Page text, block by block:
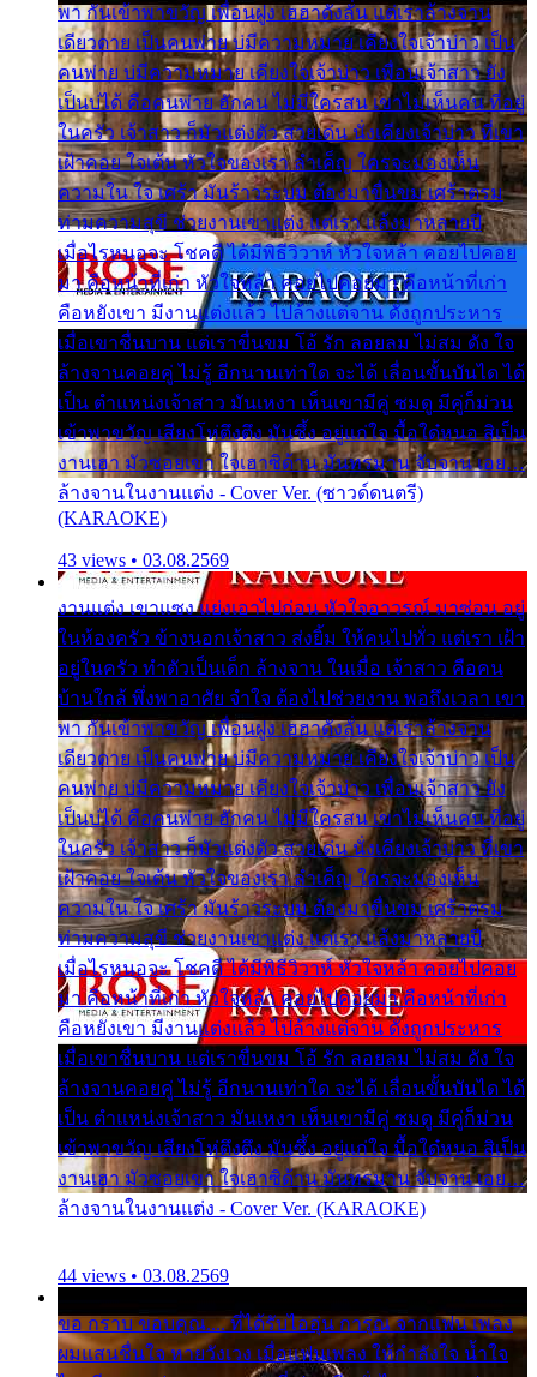
พา กันเข้าพาขวัญ เพื่อนฝูง เฮฮาดังลั่น แต่เราล้างจาน
เดียวดาย เป็นคนพ่าย บ่มีความหมาย เคียงใจเจ้าบ่าว เป็น
คนพ่าย บ่มีความหมาย เคียงใจเจ้าบ่าว เพื่อนเจ้าสาว ยัง
เป็นบ่ได้ คือคนพ่าย ฮักคน ไม่มีใครสน เขาไม่เห็นคน ที่อยู่
ในครัว เจ้าสาว ก็มัวแต่งตัว สวยเด่น นั่งเคียงเจ้าบ่าว ที่เขา
เฝ้าคอย ใจเต้น หัวใจของเรา ลำเค็ญ ใครจะมองเห็น
ความใน ใจ เศร้า มันร้าวระบม ต้องมาขื่นขม เศร้าตรม
ท่ามความสุขี ช่วยงานเขาแต่ง แต่เรา แล้งมาหลายปี
เมื่อไรหนอจะ โชคดี ได้มีพิธีวิวาห์ หัวใจหล้า คอยไปคอย
มา คือหน้าที่เก่า หัวใจหล้า คอยไปคอยมา คือหน้าที่เก่า
คือหยังเขา มีงานแต่งแล้ว ไปล้างแต่จาน ดั่งถูกประหาร
เมื่อเขาชื่นบาน แต่เราขื่นขม โอ้ รัก ลอยลม ไม่สม ดัง ใจ
ล้างจานคอยคู่ ไม่รู้ อีกนานเท่าใด จะได้ เลื่อนขั้นบันได ได้
เป็น ตำแหน่งเจ้าสาว มันเหงา เห็นเขามีคู่ ซมดู มีคู่ก็ม่วน
เข้าพาขวัญ เสียงโห่ตึงตึง มันซึ้ง อยู่แก่ใจ มื้อใด๋หนอ สิเป็น
งานเฮา มัวซอยเขา ใจเฮาซิด้าน มันทรมาน จับจาน เอย…
ล้างจานในงานแต่ง - Cover Ver. (ซาวด์ดนตรี)
(KARAOKE)
43 views • 03.08.2569
งานแต่ง เขาแซง แย่งเอาไปก่อน หัวใจอาวรณ์ มาซ่อน อยู่
ในห้องครัว ข้างนอกเจ้าสาว ส่งยิ้ม ให้คนไปทั่ว แต่เรา เฝ้า
อยู่ในครัว ทำตัวเป็นเด็ก ล้างจาน ในเมื่อ เจ้าสาว คือคน
บ้านใกล้ พึ่งพาอาศัย จำใจ ต้องไปช่วยงาน พอถึงเวลา เขา
พา กันเข้าพาขวัญ เพื่อนฝูง เฮฮาดังลั่น แต่เราล้างจาน
เดียวดาย เป็นคนพ่าย บ่มีความหมาย เคียงใจเจ้าบ่าว เป็น
คนพ่าย บ่มีความหมาย เคียงใจเจ้าบ่าว เพื่อนเจ้าสาว ยัง
เป็นบ่ได้ คือคนพ่าย ฮักคน ไม่มีใครสน เขาไม่เห็นคน ที่อยู่
ในครัว เจ้าสาว ก็มัวแต่งตัว สวยเด่น นั่งเคียงเจ้าบ่าว ที่เขา
เฝ้าคอย ใจเต้น หัวใจของเรา ลำเค็ญ ใครจะมองเห็น
ความใน ใจ เศร้า มันร้าวระบม ต้องมาขื่นขม เศร้าตรม
ท่ามความสุขี ช่วยงานเขาแต่ง แต่เรา แล้งมาหลายปี
เมื่อไรหนอจะ โชคดี ได้มีพิธีวิวาห์ หัวใจหล้า คอยไปคอย
มา คือหน้าที่เก่า หัวใจหล้า คอยไปคอยมา คือหน้าที่เก่า
คือหยังเขา มีงานแต่งแล้ว ไปล้างแต่จาน ดั่งถูกประหาร
เมื่อเขาชื่นบาน แต่เราขื่นขม โอ้ รัก ลอยลม ไม่สม ดัง ใจ
ล้างจานคอยคู่ ไม่รู้ อีกนานเท่าใด จะได้ เลื่อนขั้นบันได ได้
เป็น ตำแหน่งเจ้าสาว มันเหงา เห็นเขามีคู่ ซมดู มีคู่ก็ม่วน
เข้าพาขวัญ เสียงโห่ตึงตึง มันซึ้ง อยู่แก่ใจ มื้อใด๋หนอ สิเป็น
งานเฮา มัวซอยเขา ใจเฮาซิด้าน มันทรมาน จับจาน เอย…
ล้างจานในงานแต่ง - Cover Ver. (KARAOKE)
44 views • 03.08.2569
ขอ กราบ ขอบคุณ.... ที่ได้รับไออุ่น การุณ จากแฟน เพลง
ผมแสนชื่นใจ หายวังเวง เมื่อแฟนเพลง ให้กำลังใจ น้ำใจ